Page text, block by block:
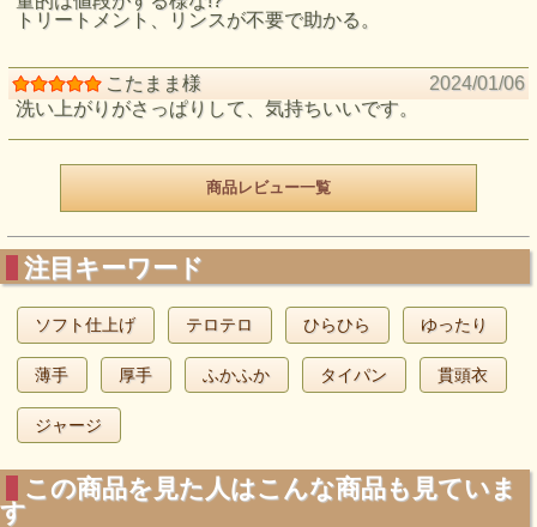
トリートメント、リンスが不要で助かる。
こたまま様
2024/01/06
洗い上がりがさっぱりして、気持ちいいです。
商品レビュー一覧
注目キーワード
ソフト仕上げ テロテロ ひらひら ゆったり
薄手 厚手 ふかふか タイパン 貫頭衣
ジャージ
この商品を見た人はこんな商品も見ていま
す